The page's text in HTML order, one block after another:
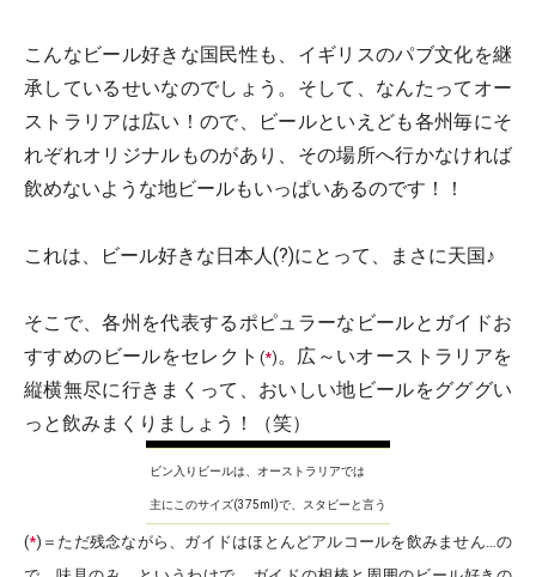
こんなビール好きな国民性も、イギリスのパブ文化を継
承しているせいなのでしょう。そして、なんたってオー
ストラリアは広い！ので、ビールといえども各州毎にそ
れぞれオリジナルものがあり、その場所へ行かなければ
飲めないような地ビールもいっぱいあるのです！！
これは、ビール好きな日本人(?)にとって、まさに天国♪
そこで、各州を代表するポピュラーなビールとガイドお
すすめのビールをセレクト (*)。広～いオーストラリアを
縦横無尽に行きまくって、おいしい地ビールをグググい
っと飲みまくりましょう！（笑）
ビン入りビールは、オーストラリアでは
主にこのサイズ(375ml)で、スタビーと言う
(*)＝ただ残念ながら、ガイドはほとんどアルコールを飲みません…の